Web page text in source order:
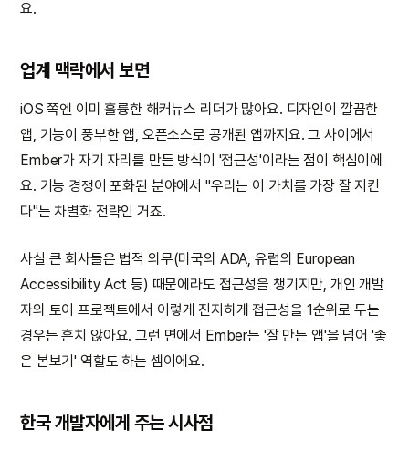
요.
업계 맥락에서 보면
iOS 쪽엔 이미 훌륭한 해커뉴스 리더가 많아요. 디자인이 깔끔한
앱, 기능이 풍부한 앱, 오픈소스로 공개된 앱까지요. 그 사이에서
Ember가 자기 자리를 만든 방식이 '접근성'이라는 점이 핵심이에
요. 기능 경쟁이 포화된 분야에서 "우리는 이 가치를 가장 잘 지킨
다"는 차별화 전략인 거죠.
사실 큰 회사들은 법적 의무(미국의 ADA, 유럽의 European
Accessibility Act 등) 때문에라도 접근성을 챙기지만, 개인 개발
자의 토이 프로젝트에서 이렇게 진지하게 접근성을 1순위로 두는
경우는 흔치 않아요. 그런 면에서 Ember는 '잘 만든 앱'을 넘어 '좋
은 본보기' 역할도 하는 셈이에요.
한국 개발자에게 주는 시사점